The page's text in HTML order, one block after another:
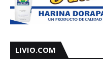
LIVIO.COM